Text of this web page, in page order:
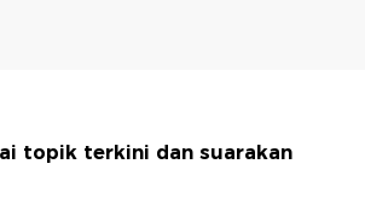
topik terkini dan suarakan